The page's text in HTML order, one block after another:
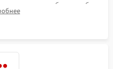
протечек или сбоев в работе
управления.